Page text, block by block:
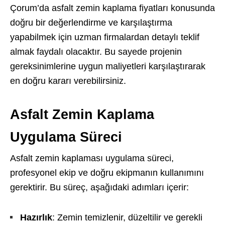
Çorum’da asfalt zemin kaplama fiyatları konusunda
doğru bir değerlendirme ve karşılaştırma
yapabilmek için uzman firmalardan detaylı teklif
almak faydalı olacaktır. Bu sayede projenin
gereksinimlerine uygun maliyetleri karşılaştırarak
en doğru kararı verebilirsiniz.
Asfalt Zemin Kaplama
Uygulama Süreci
Asfalt zemin kaplaması uygulama süreci,
profesyonel ekip ve doğru ekipmanın kullanımını
gerektirir. Bu süreç, aşağıdaki adımları içerir:
Hazırlık: Zemin temizlenir, düzeltilir ve gerekli